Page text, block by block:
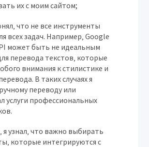
их с моим сайтом;
что не все инструменты
всех задач. Например‚ Google
может быть не идеальным
перевода текстов‚ которые
внимания к стилистике и
В таких случаях я
переводу или
услуги профессиональных
я узнал‚ что важно выбирать
которые интегрируются с